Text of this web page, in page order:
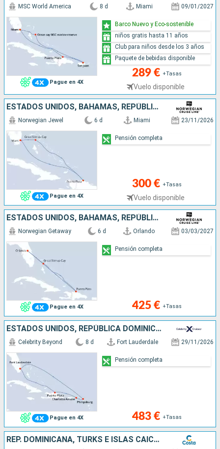
Pague en 4X
MSC World America 8 d Miami 09/01/2027
289 € +Tasas
Vuelo disponible
Barco Nuevo y Eco-sostenible
niños gratis hasta 11 años
Club para niños desde los 3 años
Paquete de bebidas disponible
ESTADOS UNIDOS, BAHAMAS, REPÚBLICA DOMINICANA
Pague en 4X
Norwegian Jewel 6 d Miami 23/11/2026
300 € +Tasas
Vuelo disponible
Pensión completa
ESTADOS UNIDOS, BAHAMAS, REPÚBLICA DOMINICANA
Pague en 4X
Norwegian Getaway 6 d Orlando 03/03/2027
425 € +Tasas
Pensión completa
ESTADOS UNIDOS, REPÚBLICA DOMINICANA, SAN MARTÍN
Pague en 4X
Celebrity Beyond 8 d Fort Lauderdale 29/11/2026
483 € +Tasas
Pensión completa
REP. DOMINICANA, TURKS E ISLAS CAICOS